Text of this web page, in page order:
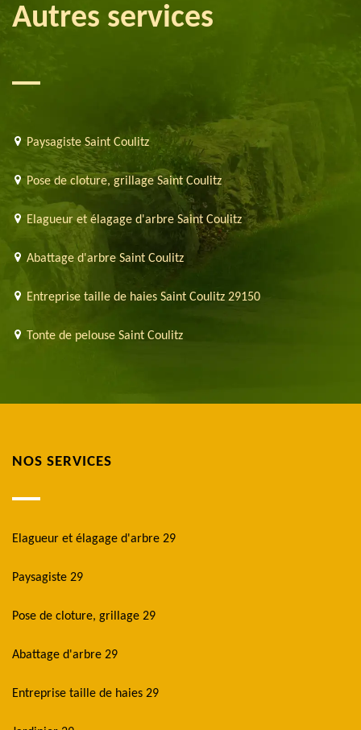
Autres services
Paysagiste Saint Coulitz
Pose de cloture, grillage Saint Coulitz
Elagueur et élagage d'arbre Saint Coulitz
Abattage d'arbre Saint Coulitz
Entreprise taille de haies Saint Coulitz 29150
Tonte de pelouse Saint Coulitz
NOS SERVICES
Elagueur et élagage d'arbre 29
Paysagiste 29
Pose de cloture, grillage 29
Abattage d'arbre 29
Entreprise taille de haies 29